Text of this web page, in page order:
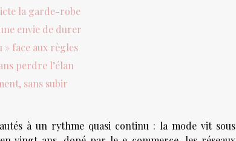
la garde-robe
envie de durer
» face aux règles
perdre l’élan
sans subir
à un rythme quasi continu : la mode vit sous